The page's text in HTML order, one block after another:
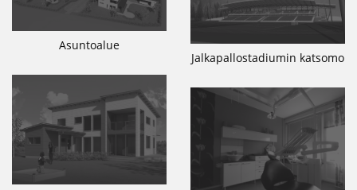
Asuntoalue
Jalkapallostadiumin katsomo